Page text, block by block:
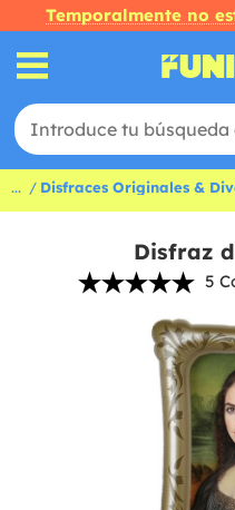
Temporalmente no
... Disfraces Originales &
Disfraz
5